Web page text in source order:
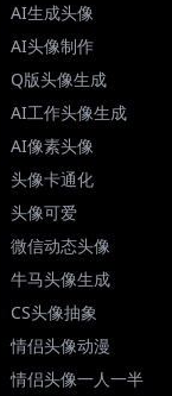
AI生成头像
AI头像制作
Q版头像生成
AI工作头像生成
AI像素头像
头像卡通化
头像可爱
微信动态头像
牛马头像生成
CS头像抽象
情侣头像动漫
情侣头像一人一半